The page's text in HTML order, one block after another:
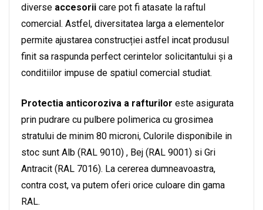
diverse accesorii care pot fi atasate la raftul
comercial. Astfel, diversitatea larga a elementelor
permite ajustarea construcției astfel incat produsul
finit sa raspunda perfect cerintelor solicitantului și a
conditiilor impuse de spatiul comercial studiat.
Protectia anticoroziva a rafturilor este asigurata
prin pudrare cu pulbere polimerica cu grosimea
stratului de minim 80 microni, Culorile disponibile in
stoc sunt Alb (RAL 9010) , Bej (RAL 9001) si Gri
Antracit (RAL 7016). La cererea dumneavoastra,
contra cost, va putem oferi orice culoare din gama
RAL.